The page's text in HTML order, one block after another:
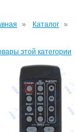
Каталог
этой категории